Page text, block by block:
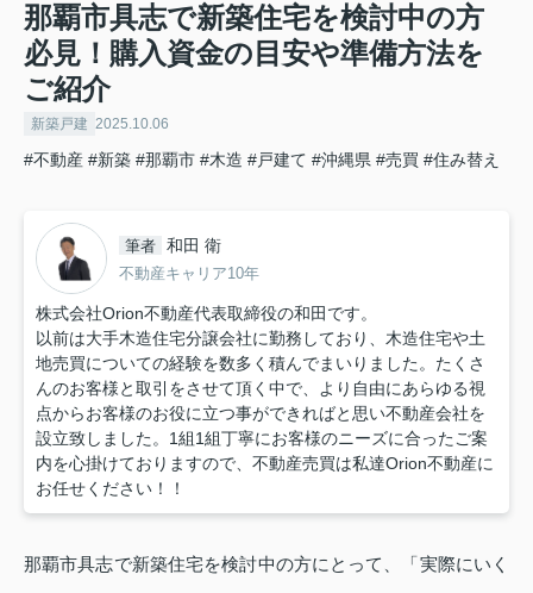
那覇市具志で新築住宅を検討中の方
必見！購入資金の目安や準備方法を
ご紹介
新築戸建 2025.10.06
#不動産 #新築 #那覇市 #木造 #戸建て #沖縄県 #売買 #住み替え
筆者 和田 衛
不動産キャリア10年
株式会社Orion不動産代表取締役の和田です。
以前は大手木造住宅分譲会社に勤務しており、木造住宅や土
地売買についての経験を数多く積んでまいりました。たくさ
んのお客様と取引をさせて頂く中で、より自由にあらゆる視
点からお客様のお役に立つ事ができればと思い不動産会社を
設立致しました。1組1組丁寧にお客様のニーズに合ったご案
内を心掛けておりますので、不動産売買は私達Orion不動産に
お任せください！！
那覇市具志で新築住宅を検討中の方にとって、「実際にいく